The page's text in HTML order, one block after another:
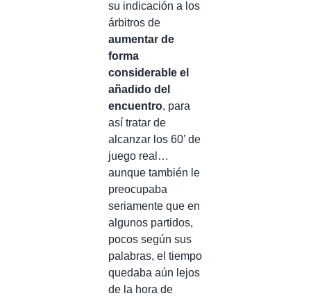
su indicación a los
árbitros de
aumentar de
forma
considerable el
añadido del
encuentro, para
así tratar de
alcanzar los 60’ de
juego real…
aunque también le
preocupaba
seriamente que en
algunos partidos,
pocos según sus
palabras, el tiempo
quedaba aún lejos
de la hora de